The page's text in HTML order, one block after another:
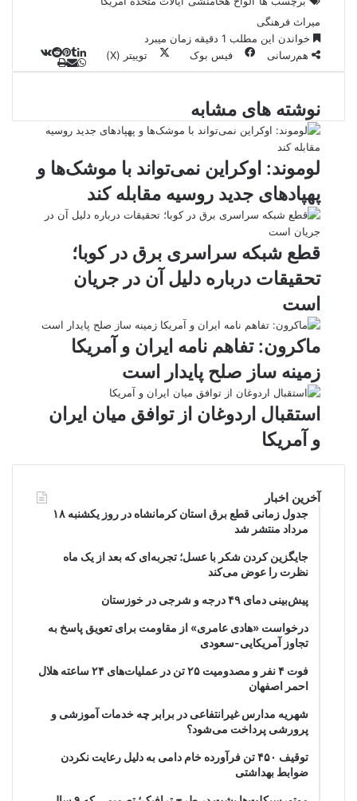
میراث فرهنگی
خواندن این مطلب 1 دقیقه زمان میبرد
هم‌رسانی
فیس بوک توییتر (X)
ی
د
ت
ب
پ
ت
ت
ر
ی
V
n
k
ا
آ
ا
ن
ه
ا
نوشته های مشابه
لوموند: اوکراین نمی‌تواند با موشک‌ها و
پهپادهای جدید روسیه مقابله کند
قطع شبکه سراسری برق در کوبا؛
تحقیقات درباره دلیل آن در جریان
است
ماکرون: تفاهم نامه ایران و آمریکا
زمینه ساز صلح پایدار است
استقبال اردوغان از توافق میان ایران
و آمریکا
آخرین اخبار
جدول زمانی قطع برق استان کرمانشاه در روز یکشنبه ۱۸
مرداد منتشر شد
جایگزین کردن شکر با عسل؛ تجربه‌ای که بعد از یک ماه
نظرت را عوض می‌کند
پیش‌بینی دمای ۴۹ درجه و شرجی در خوزستان
درخواست «هادی عامری» از مقاومت برای تعویق پاسخ به
تجاوز آمریکایی-سعودی
فوت ۴ نفر و مصدومیت ۲۵ تن در عملیات‌های ۲۴ ساعته هلال
احمر اصفهان
شهریه مدارس غیرانتفاعی در برابر چه خدمات آموزشی و
پرورشی پرداخت می‌شود؟
توقیف ۴۵۰ تن فرآورده خام دامی به دلیل رعایت نکردن
ضوابط بهداشتی